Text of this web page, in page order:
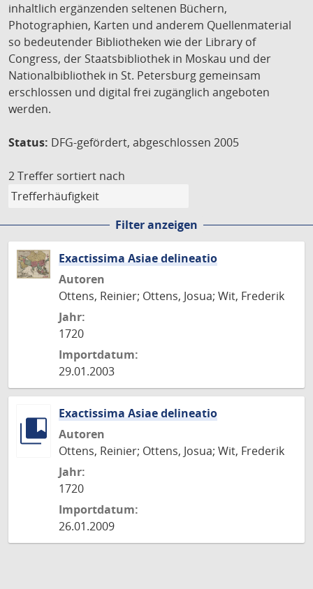
inhaltlich ergänzenden seltenen Büchern,
Photographien, Karten und anderem Quellenmaterial
so bedeutender Bibliotheken wie der Library of
Congress, der Staatsbibliothek in Moskau und der
Nationalbibliothek in St. Petersburg gemeinsam
erschlossen und digital frei zugänglich angeboten
werden.
Status: DFG-gefördert, abgeschlossen 2005
2 Treffer sortiert nach
Filter anzeigen
Exactissima Asiae delineatio
Autoren
Ottens, Reinier; Ottens, Josua; Wit, Frederik
Jahr:
1720
Importdatum:
29.01.2003
Exactissima Asiae delineatio
Autoren
Ottens, Reinier; Ottens, Josua; Wit, Frederik
Jahr:
1720
Importdatum:
26.01.2009